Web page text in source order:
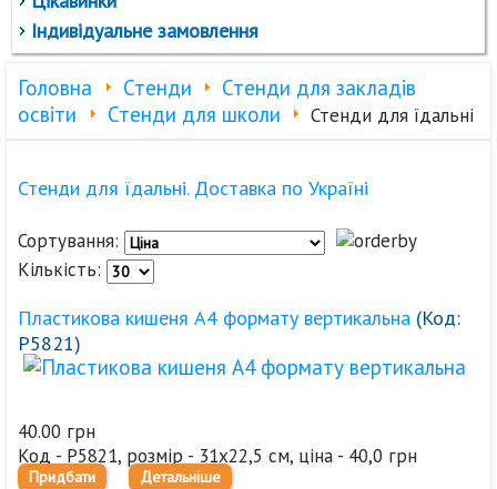
Індивідуальне замовлення
Головна Стенди
Стенди для закладів
освіти
Стенди для школи Стенди для їдальні
Стенди для їдальні. Доставка по Україні
Сортування:
Кількість:
Пластикова кишеня А4 формату вертикальна (Код:
Р5821)
40.00 грн
Код - Р5821, розмір - 31х22,5 см, ціна - 40,0 грн
Придбати Детальніше